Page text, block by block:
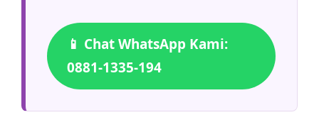
📱 Chat WhatsApp Kami:
0881-1335-194